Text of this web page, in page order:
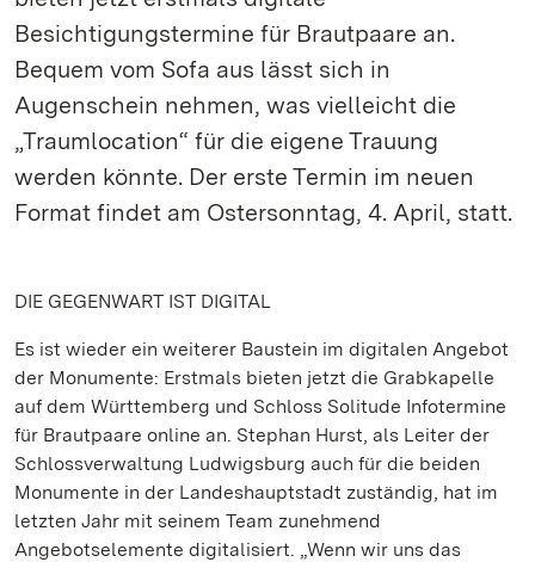
Besichtigungstermine für Brautpaare an.
Bequem vom Sofa aus lässt sich in
Augenschein nehmen, was vielleicht die
„Traumlocation“ für die eigene Trauung
werden könnte. Der erste Termin im neuen
Format findet am Ostersonntag, 4. April, statt.
DIE GEGENWART IST DIGITAL
Es ist wieder ein weiterer Baustein im digitalen Angebot
der Monumente: Erstmals bieten jetzt die Grabkapelle
auf dem Württemberg und Schloss Solitude Infotermine
für Brautpaare online an. Stephan Hurst, als Leiter der
Schlossverwaltung Ludwigsburg auch für die beiden
Monumente in der Landeshauptstadt zuständig, hat im
letzten Jahr mit seinem Team zunehmend
Angebotselemente digitalisiert. „Wenn wir uns das